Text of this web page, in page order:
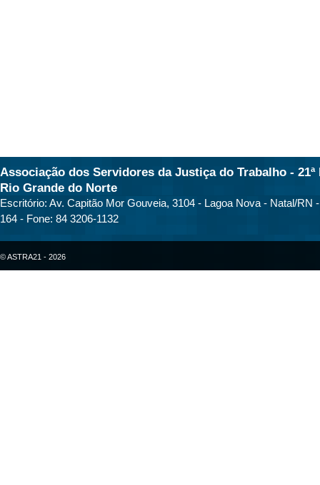
Associação dos Servidores da Justiça do Trabalho - 21ª
Rio Grande do Norte
Escritório: Av. Capitão Mor Gouveia, 3104 - Lagoa Nova - Natal/RN
164 - Fone: 84 3206-1132
© ASTRA21 - 2026